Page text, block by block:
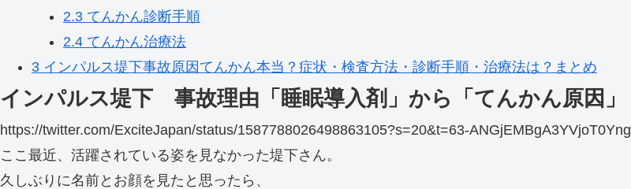
2.3 てんかん診断手順
2.4 てんかん治療法
3 インパルス堤下事故原因てんかん本当？症状・検査方法・診断手順・治療法は？まとめ
インパルス堤下 事故理由「睡眠導入剤」から「てんかん原因」
https://twitter.com/ExciteJapan/status/1587788026498863105?s=20&t=63-ANGjEMBgA3YVjoT0Yng
ここ最近、活躍されている姿を見なかった堤下さん。
久しぶりに名前とお顔を見たと思ったら、